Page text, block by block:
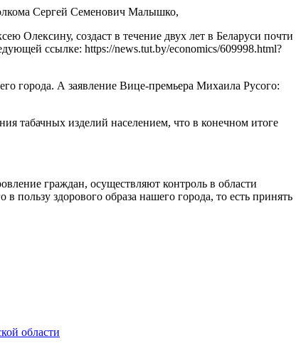
Сергей Семенович Малышко,
Олексину, создаст в течение двух лет в Беларуси почти
ссылке: https://news.tut.by/economics/609998.html?
города. А заявление Вице-премьера Михаила Русого:
табачных изделий населением, что в конечном итоге
граждан, осуществляют контроль в области
пользу здорового образа нашего города, то есть принять
области